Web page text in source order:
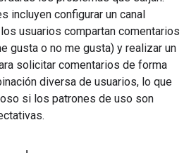
incluyen configurar un canal
usuarios compartan comentarios
gusta o no me gusta) y realizar un
solicitar comentarios de forma
diversa de usuarios, lo que
si los patrones de uso son